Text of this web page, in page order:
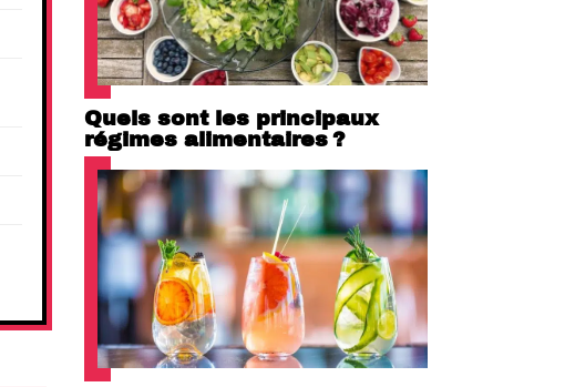
Quels sont les principaux
régimes alimentaires ?